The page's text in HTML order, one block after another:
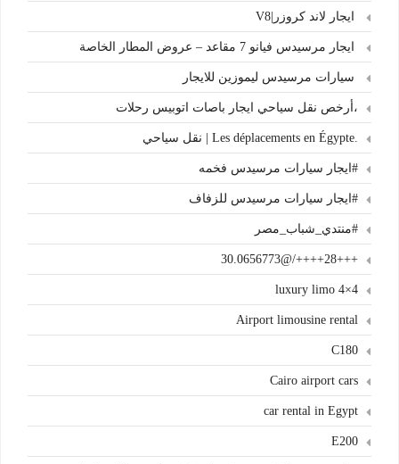
ايجار لاند كروزر|V8
ايجار مرسيدس فيانو 7 مقاعد – عروض المطار الخاصة
سيارات مرسيدس ليموزين للايجار
،أرخص نقل سياحي ايجار باصات اتوبيس رحلات
.Les déplacements en Égypte | نقل سياحي
#ايجار سيارات مرسيدس فخمه
#ايجار سيارات مرسيدس للزفاف
#منتدي_شباب_مصر
+++28++++/@30.0656773
4×4 luxury limo
Airport limousine rental
C180
Cairo airport cars
car rental in Egypt
E200